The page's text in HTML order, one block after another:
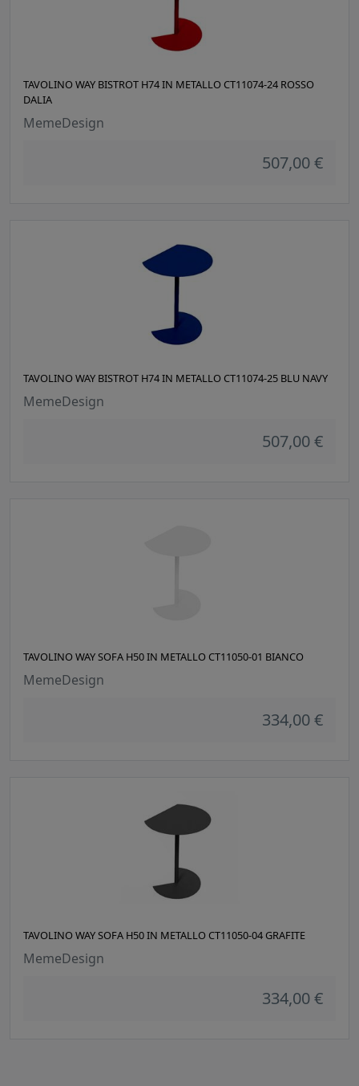
TAVOLINO WAY BISTROT H74 IN METALLO CT11074-24 ROSSO
DALIA
MemeDesign
507,00 €
TAVOLINO WAY BISTROT H74 IN METALLO CT11074-25 BLU NAVY
MemeDesign
507,00 €
TAVOLINO WAY SOFA H50 IN METALLO CT11050-01 BIANCO
MemeDesign
334,00 €
TAVOLINO WAY SOFA H50 IN METALLO CT11050-04 GRAFITE
MemeDesign
334,00 €